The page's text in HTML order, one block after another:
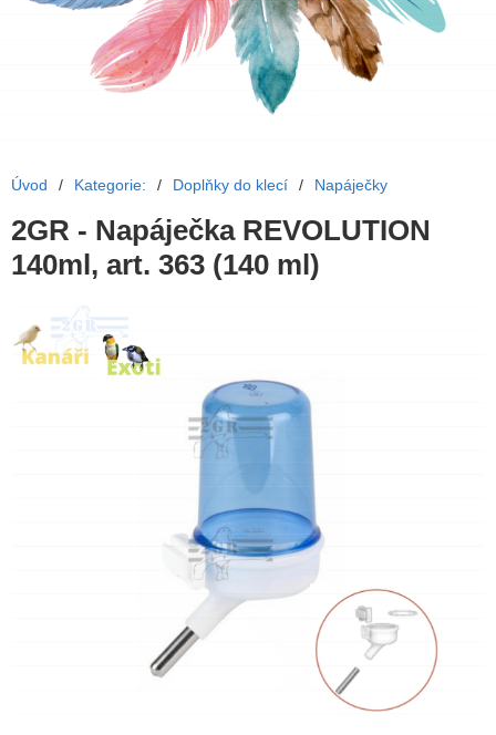
Úvod / Kategorie: / Doplňky do klecí / Napáječky
2GR - Napáječka REVOLUTION
140ml, art. 363 (140 ml)